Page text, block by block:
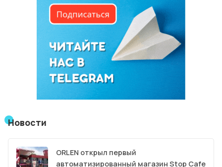
Новости
ORLEN открыл первый
автоматизированный магазин Stop Cafe